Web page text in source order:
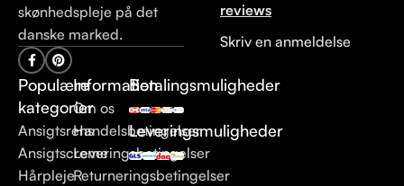
skønhedspleje på det
danske marked.
Populære
kategorier
Ansigtsrens
Ansigtscreme
Hårpleje
Information
Om os
Handelsbetingelser
Leveringsbetingelser
Returneringsbetingelser
Betalingsmuligheder
Leveringsmuligheder
reviews
Skriv en anmeldelse